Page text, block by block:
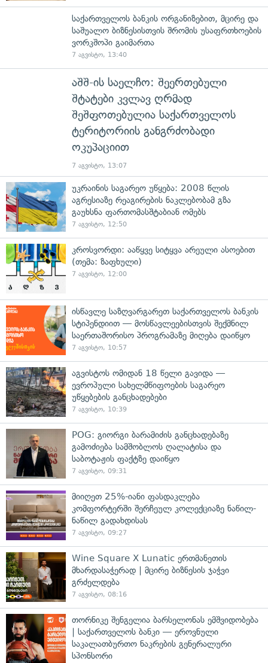
საქართველოს ბანკის ორგანიზებით, მცირე და
საშუალო ბიზნესისთვის შრომის უსაფრთხოების
ვორკშოპი გაიმართა
7 აგვისტო, 13:40
აშშ-ის საელჩო: შეერთებული
შტატები კვლავ ღრმად
შეშფოთებულია საქართველოს
ტერიტორიის განგრძობადი
ოკუპაციით
7 აგვისტო, 13:07
უკრაინის საგარეო უწყება: 2008 წლის
აგრესიაზე რეაგირების ნაკლებობამ გზა
გაუხსნა ფართომასშტაბიან ომებს
7 აგვისტო, 12:50
კროსვორდი: ააწყვე სიტყვა არეული ასოებით
(თემა: ზაფხული)
7 აგვისტო, 12:00
ისწავლე საზღვარგარეთ საქართველოს ბანკის
სტიპენდიით — მოსწავლეებისთვის შექმნილ
საერთაშორისო პროგრამაზე მიღება დაიწყო
7 აგვისტო, 10:57
აგვისტოს ომიდან 18 წელი გავიდა —
ევროპული სახელმწიფოების საგარეო
უწყებების განცხადებები
7 აგვისტო, 10:39
POG: გიორგი ბარამიძის განცხადებაზე
გამოძიება სამშობლოს ღალატისა და
საბოტაჟის ფაქტზე დაიწყო
7 აგვისტო, 09:31
მიიღეთ 25%-იანი ფასდაკლება
კომფორტერში შერჩეულ კოლექციაზე ნაწილ-
ნაწილ გადახდისას
7 აგვისტო, 09:27
Wine Square X Lunatic ერთმანეთის
მხარდასაჭერად | მცირე ბიზნესის ჯაჭვი
გრძელდება
7 აგვისტო, 08:16
თორნიკე შენგელია ბარსელონას ემშვიდობება
| საქართველოს ბანკი — ეროვნული
საკალათბურთო ნაკრების გენერალური
სპონსორი